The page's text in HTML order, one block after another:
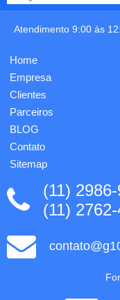
organizada
plano
Com
para
esferográfica
(inclu...
Atendimento 9:00 às
Home
Empresa
Clientes
Parceiros
BLOG
Contato
Sitemap
(11)
(11)